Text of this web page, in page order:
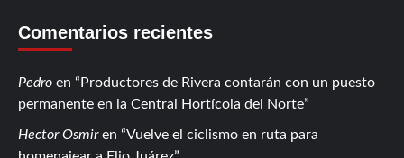
Comentarios recientes
Pedro en
Productores de Rivera contarán con un puesto
permanente en la Central Hortícola del Norte
Hector Osmiren
Vuelve el ciclismo en ruta para